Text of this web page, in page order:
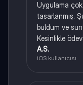
Uygulama çok
tasarlanmış.
buldum ve
Kesinlikle
A.S.
iOS kullanıcısı